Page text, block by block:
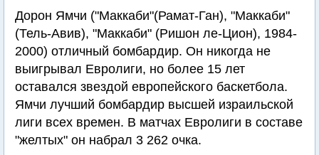
Дорон Ямчи ("Маккаби"(Рамат-Ган), "Маккаби"
(Тель-Авив), "Маккаби" (Ришон ле-Цион), 1984-
2000) отличный бомбардир. Он никогда не
выигрывал Евролиги, но более 15 лет
оставался звездой европейского баскетбола.
Ямчи лучший бомбардир высшей израильской
лиги всех времен. В матчах Евролиги в составе
"желтых" он набрал 3 262 очка.